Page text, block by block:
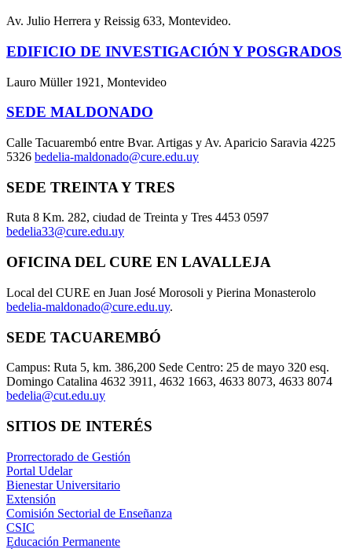
Av. Julio Herrera y Reissig 633, Montevideo.
EDIFICIO DE INVESTIGACIÓN Y POSGRADOS
Lauro Müller 1921, Montevideo
SEDE MALDONADO
Calle Tacuarembó entre Bvar. Artigas y Av. Aparicio Saravia 4225
5326 bedelia-maldonado@cure.edu.uy
SEDE TREINTA Y TRES
Ruta 8 Km. 282, ciudad de Treinta y Tres 4453 0597
bedelia33@cure.edu.uy
OFICINA DEL CURE EN LAVALLEJA
Local del CURE en Juan José Morosoli y Pierina Monasterolo
bedelia-maldonado@cure.edu.uy.
SEDE TACUAREMBÓ
Campus: Ruta 5, km. 386,200 Sede Centro: 25 de mayo 320 esq.
Domingo Catalina 4632 3911, 4632 1663, 4633 8073, 4633 8074
bedelia@cut.edu.uy
SITIOS DE INTERÉS
Prorrectorado de Gestión
Portal Udelar
Bienestar Universitario
Extensión
Comisión Sectorial de Enseñanza
CSIC
Educación Permanente